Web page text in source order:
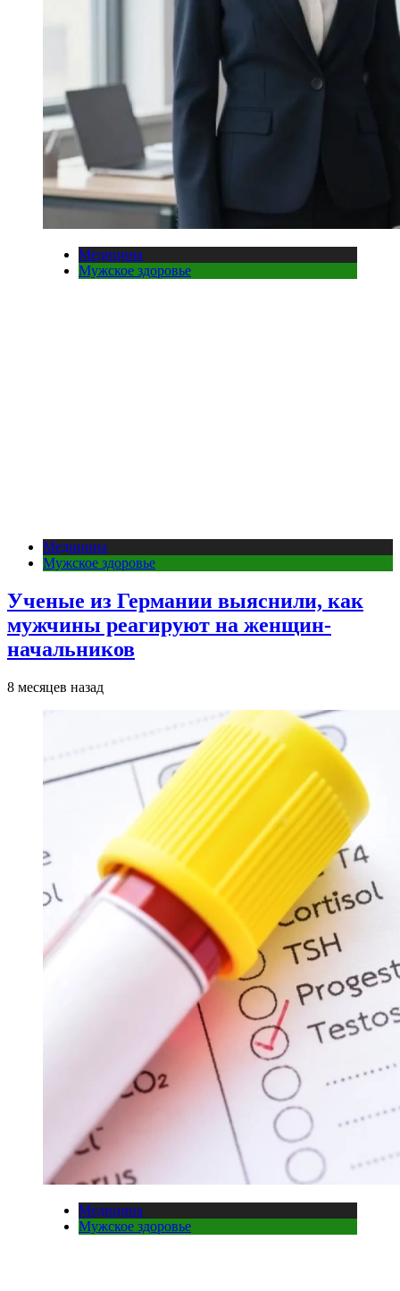
Медицина
Мужское здоровье
Медицина
Мужское здоровье
Ученые из Германии выяснили, как
мужчины реагируют на женщин-
начальников
8 месяцев назад
Медицина
Мужское здоровье